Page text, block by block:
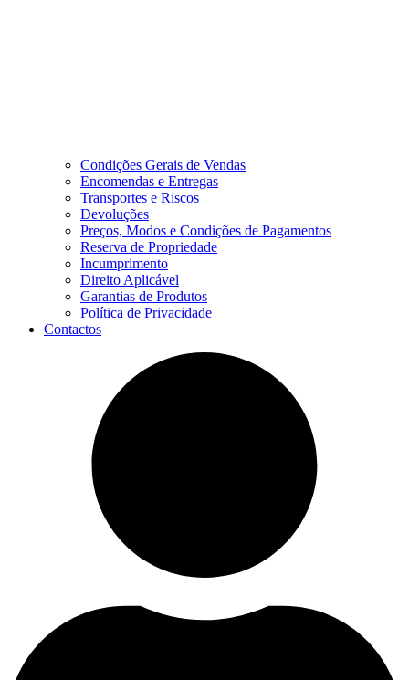
Condições Gerais de Vendas
Encomendas e Entregas
Transportes e Riscos
Devoluções
Preços, Modos e Condições de Pagamentos
Reserva de Propriedade
Incumprimento
Direito Aplicável
Garantias de Produtos
Política de Privacidade
Contactos